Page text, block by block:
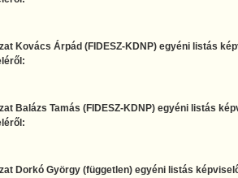
Kovács Árpád (FIDESZ-KDNP) egyéni listás
Balázs Tamás (FIDESZ-KDNP) egyéni listás
Dorkó György (független) egyéni listás